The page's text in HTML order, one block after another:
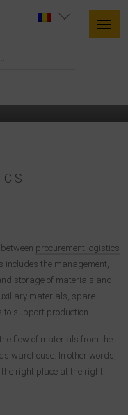
procurement logistics
includes the management,
storage of materials and
materials, spare
support production.
flow of materials from the
warehouse. In other words,
right place at the right